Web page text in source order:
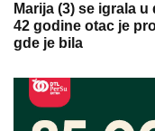
Marija (3) se igrala
42 godine otac je
gde je bila